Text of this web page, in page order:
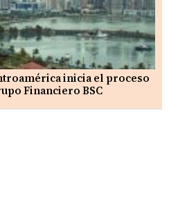
inicia el proceso
Financiero BSC